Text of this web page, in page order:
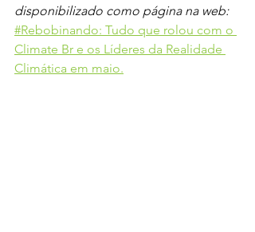
disponibilizado como página na web:
#Rebobinando: Tudo que rolou com o
Climate Br e os Líderes da Realidade
Climática em maio.